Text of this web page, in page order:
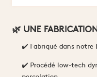
🌿 UNE
✔️ Fabriqué dans notre
✔️ Procédé low-tech